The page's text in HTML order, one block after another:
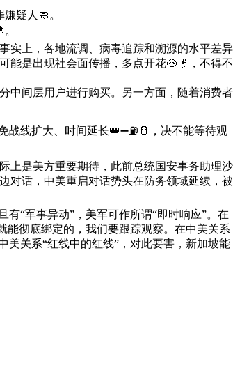
疑人🧼。
上，各地流调、病毒追踪和溯源的水平差异
能是出现社会面传播，多点开花🐽👴，不得不
间层用户进行购买。另一方面，随着消费者
线扩大、时间延长👑➖⛽🥛，决不能等待观
是美方重要期待，此前总统国安事务助理沙
对话，中美重启对话势头在防务领域延续，被
“军事异动”，美军可作所谓“即时响应”。在
能彻底绑定的，我们要跟踪观察。在中美关系
美关系“红线中的红线”，对此要害，新加坡能